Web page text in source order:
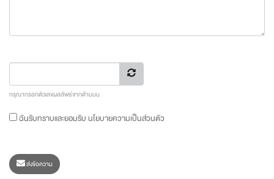
กรุณากรอกตัวเลขผลลัพธ์จากด้านบน
ฉันรับทราบและยอมรับนโยบายความเป็นส่วนตัว
ส่งข้อความ